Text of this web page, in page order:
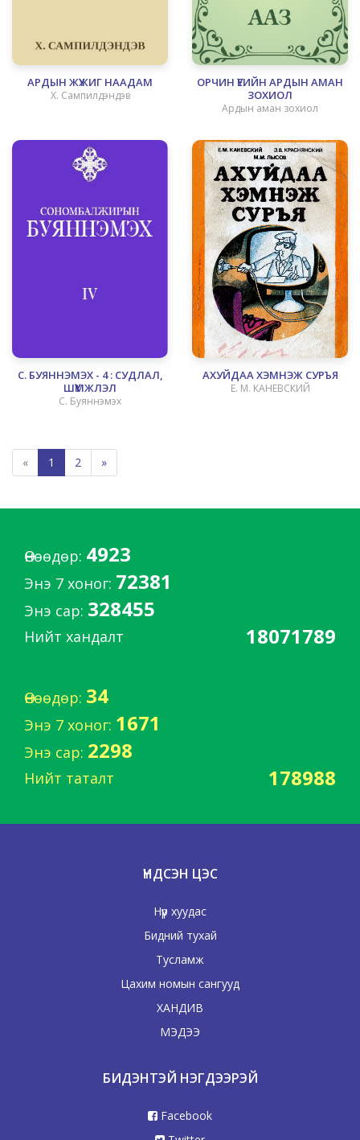
АРДЫН ЖҮЖИГ НААДАМ
Х. Сампилдэндэв
ОРЧИН ҮЕИЙН АРДЫН АМАН
ЗОХИОЛ
Ардын аман зохиол
С. БУЯННЭМЭХ - 4 : СУДЛАЛ,
ШҮҮМЖЛЭЛ
С. Буяннэмэх
АХУЙДАА ХЭМНЭЖ СУРЪЯ
Е. М. КАНЕВСКИЙ
« 1 2 »
Өнөөдөр: 4923
Энэ 7 хоног: 72381
Энэ сар: 328455
Нийт хандалт 18071789
Өнөөдөр: 34
Энэ 7 хоног: 1671
Энэ сар: 2298
Нийт таталт 178988
ҮНДСЭН ЦЭС
Нүүр хуудас
Бидний тухай
Тусламж
Цахим номын сангууд
ХАНДИВ
МЭДЭЭ
БИДЭНТЭЙ НЭГДЭЭРЭЙ
Facebook